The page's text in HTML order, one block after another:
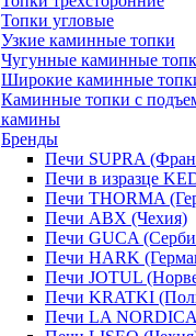
Топки угловые
Узкие каминные топки
Чугунные каминные
Широкие каминные
Каминные топки с
Бренды
Печи SUPRA
Печи в изразце
Печи THORMA
Печи ABX (Чехия)
Печи GUCA
Печи HARK
Печи JOTUL
Печи KRATKI
Печи LA